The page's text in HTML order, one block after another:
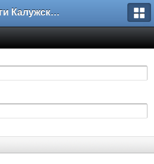
Блоги Калужского перекрестка